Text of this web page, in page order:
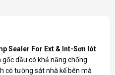
Sealer For Ext & Int-Sơn lót
gốc dầu có khả năng chống
có tường sát nhà kế bên mà